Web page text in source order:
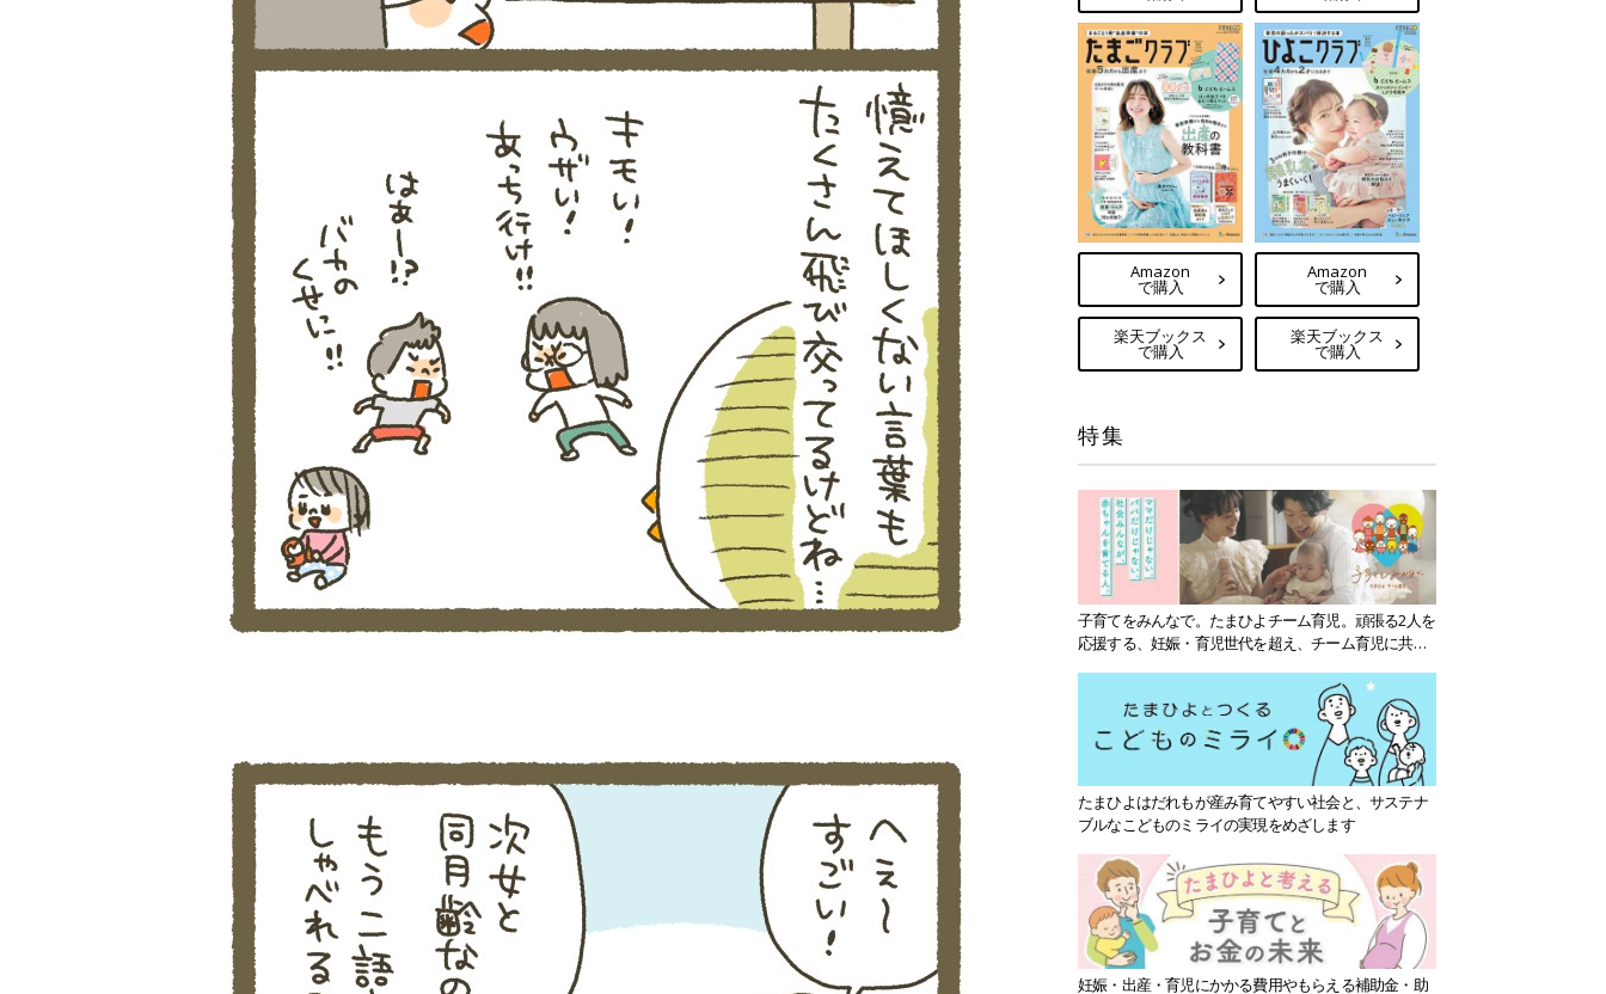
Amazon
で購入
楽天ブックス
で購入
Amazon
で購入
楽天ブックス
で購入
特集
子育てをみんなで。たまひよチーム育児。頑張る2人を
応援する、妊娠・育児世代を超え、チーム育児に共感
たまひよはだれもが産み育てやすい社会と、サステナ
ブルなこどものミライの実現をめざします
妊娠・出産・育児にかかる費用やもらえる補助金・助